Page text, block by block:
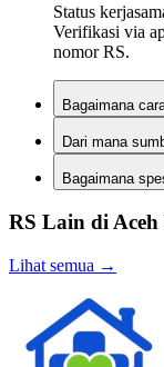
Status
Verifikasi via
nomor RS.
Bagaimana
Dari mana
Bagaimana
RS Lain diAceh
Lihat semua →